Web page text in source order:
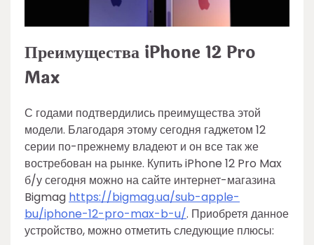
Преимущества iPhone 12 Pro
Max
С годами подтвердились преимущества этой
модели. Благодаря этому сегодня гаджетом 12
серии по-прежнему владеют и он все так же
востребован на рынке. Купить iPhone 12 Pro Max
б/у сегодня можно на сайте интернет-магазина
Bigmag https://bigmag.ua/sub-apple-
bu/iphone-12-pro-max-b-u/. Приобретя данное
устройство, можно отметить следующие плюсы: